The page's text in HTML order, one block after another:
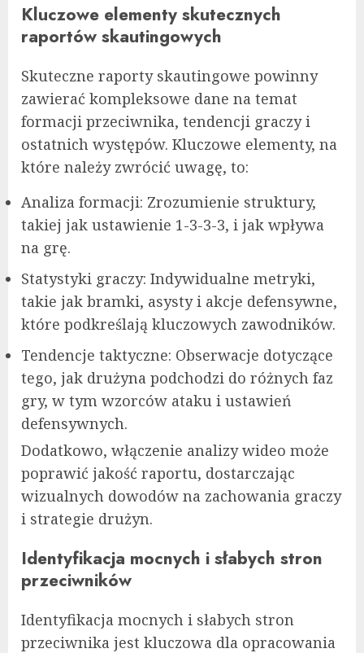
Kluczowe elementy skutecznych
raportów skautingowych
Skuteczne raporty skautingowe powinny
zawierać kompleksowe dane na temat
formacji przeciwnika, tendencji graczy i
ostatnich występów. Kluczowe elementy, na
które należy zwrócić uwagę, to:
Analiza formacji: Zrozumienie struktury,
takiej jak ustawienie 1-3-3-3, i jak wpływa
na grę.
Statystyki graczy: Indywidualne metryki,
takie jak bramki, asysty i akcje defensywne,
które podkreślają kluczowych zawodników.
Tendencje taktyczne: Obserwacje dotyczące
tego, jak drużyna podchodzi do różnych faz
gry, w tym wzorców ataku i ustawień
defensywnych.
Dodatkowo, włączenie analizy wideo może
poprawić jakość raportu, dostarczając
wizualnych dowodów na zachowania graczy
i strategie drużyn.
Identyfikacja mocnych i słabych stron
przeciwników
Identyfikacja mocnych i słabych stron
przeciwnika jest kluczowa dla opracowania